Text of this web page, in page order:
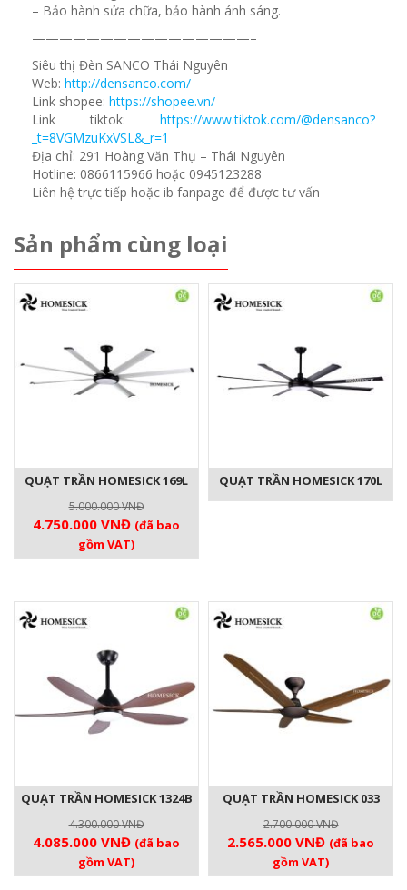
– Bảo hành sửa chữa, bảo hành ánh sáng.
————————————————–
Siêu thị Đèn SANCO Thái Nguyên
Web: http://densanco.com/
Link shopee: https://shopee.vn/
Link tiktok: https://www.tiktok.com/@densanco?
_t=8VGMzuKxVSL&_r=1
Địa chỉ: 291 Hoàng Văn Thụ – Thái Nguyên
Hotline: 0866115966 hoặc 0945123288
Liên hệ trực tiếp hoặc ib fanpage để được tư vấn
Sản phẩm cùng loại
QUẠT TRẦN HOMESICK 169L
5.000.000VNĐ
Giá
là:
4.750.000 VNĐGiá
hiện
tại
4.750.000 VNĐ.
(đã bao
gồm VAT)
QUẠT TRẦN HOMESICK 170L
QUẠT TRẦN HOMESICK 1324B
4.300.000VNĐ
Giá
là:
4.085.000 VNĐGiá
hiện
tại
(đã bao
gồm VAT)
QUẠT TRẦN HOMESICK 033
2.700.000VNĐ
Giá
là:
2.565.000 VNĐGiá
hiện
tại
(đã bao
gồm VAT)